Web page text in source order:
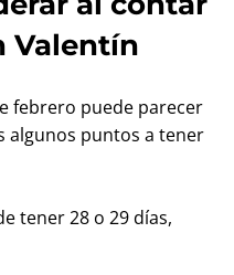
Valentín
febrero puede parecer
algunos puntos a tener
tener 28 o 29 días,